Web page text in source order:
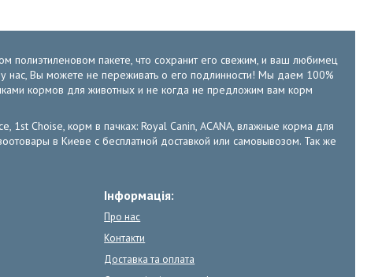
полиэтиленовом пакете, что сохранит его свежим, и ваш любимец
у нас, Вы можете не переживать о его подлинности! Мы даем 100%
кормов для животных и не когда не предложим вам корм
1st Choise, корм в пачках: Royal Canin, ACANA, влажные корма для
в Киеве с бесплатной доставкой или самовывозом. Так же
Інформація:
Про нас
Контакти
Доставка та оплата